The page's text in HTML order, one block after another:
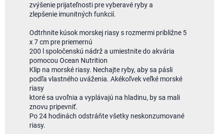
zvýšenie prijateľnosti pre vyberavé ryby a
zlepšenie imunitných funkcií.
Odtrhnite kúsok morskej riasy s rozmermi približne 5
x 7 cm pre priemernú
200 l spoločenskú nádrž a umiestnite do akvária
pomocou Ocean Nutrition
Klip na morské riasy. Nechajte ryby, aby sa pásli
podľa vlastného uváženia. Akékoľvek veľké morské
riasy
ktoré sa uvoľnia a vyplávajú na hladinu, by sa mali
znovu pripevniť.
Po 24 hodinách odstráňte všetky neskonzumované
riasy.